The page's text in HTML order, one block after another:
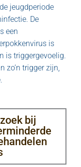
jeugdperiode
De
een
is
is triggergevoelig.
zo’n trigger zijn,
bij